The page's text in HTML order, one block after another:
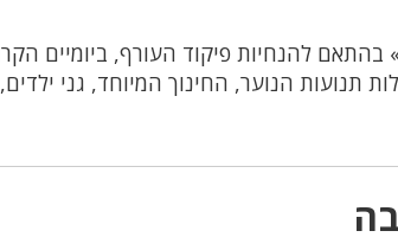
בהתאם להנחיות פיקוד העורף, ביומיים
תנועות הנוער, החינוך המיוחד, גני